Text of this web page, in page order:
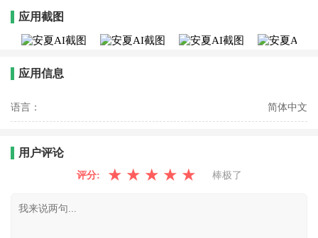
应用截图
应用信息
语言： 简体中文
用户评论
评分: ★ ★ ★ ★ ★ 棒极了